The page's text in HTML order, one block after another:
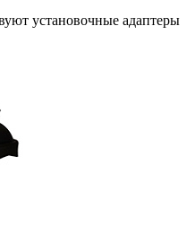
установочные адаптеры